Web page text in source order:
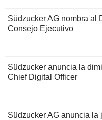
Südzucker AG nombra al
Consejo Ejecutivo
Südzucker anuncia la
Chief Digital Officer
Südzucker AG anuncia la